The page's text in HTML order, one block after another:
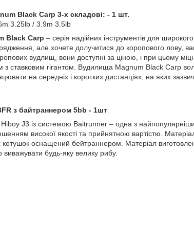
Black Carp 3-х складові: - 1 шт.
3.25lb / 3.9m 3.5lb
Black Carp – серія надійних інструментів для
але хочете долучитися до коропового лову,
вудлищ, вони доступні за ціною, і при цьому
з ставковим гігантом. Вудилища Magnum Black Carp
на середніх і коротких дистанціях, на яких
з байтраннером 5bb - 1шт
Hiboy J3 із системою Baitrunner – одна з
високої якості та прийнятною вартістю.
котушок оснащений бейтраннером. Матеріал
будь-яку велику рибу.